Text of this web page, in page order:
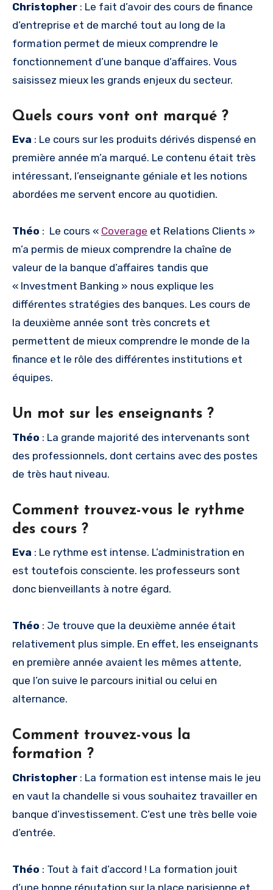
Christopher : Le fait d’avoir des cours de finance
d’entreprise et de marché tout au long de la
formation permet de mieux comprendre le
fonctionnement d’une banque d’affaires. Vous
saisissez mieux les grands enjeux du secteur.
Quels cours vont ont marqué ?
Eva : Le cours sur les produits dérivés dispensé en
première année m’a marqué. Le contenu était très
intéressant, l’enseignante géniale et les notions
abordées me servent encore au quotidien.
Théo : Le cours « Coverage et Relations Clients »
m’a permis de mieux comprendre la chaîne de
valeur de la banque d’affaires tandis que
« Investment Banking » nous explique les
différentes stratégies des banques. Les cours de
la deuxième année sont très concrets et
permettent de mieux comprendre le monde de la
finance et le rôle des différentes institutions et
équipes.
Un mot sur les enseignants ?
Théo : La grande majorité des intervenants sont
des professionnels, dont certains avec des postes
de très haut niveau.
Comment trouvez-vous le rythme
des cours ?
Eva : Le rythme est intense. L’administration en
est toutefois consciente. les professeurs sont
donc bienveillants à notre égard.
Théo : Je trouve que la deuxième année était
relativement plus simple. En effet, les enseignants
en première année avaient les mêmes attente,
que l’on suive le parcours initial ou celui en
alternance.
Comment trouvez-vous la
formation ?
Christopher : La formation est intense mais le jeu
en vaut la chandelle si vous souhaitez travailler en
banque d’investissement. C’est une très belle voie
d’entrée.
Théo : Tout à fait d’accord ! La formation jouit
d’une bonne réputation sur la place parisienne et